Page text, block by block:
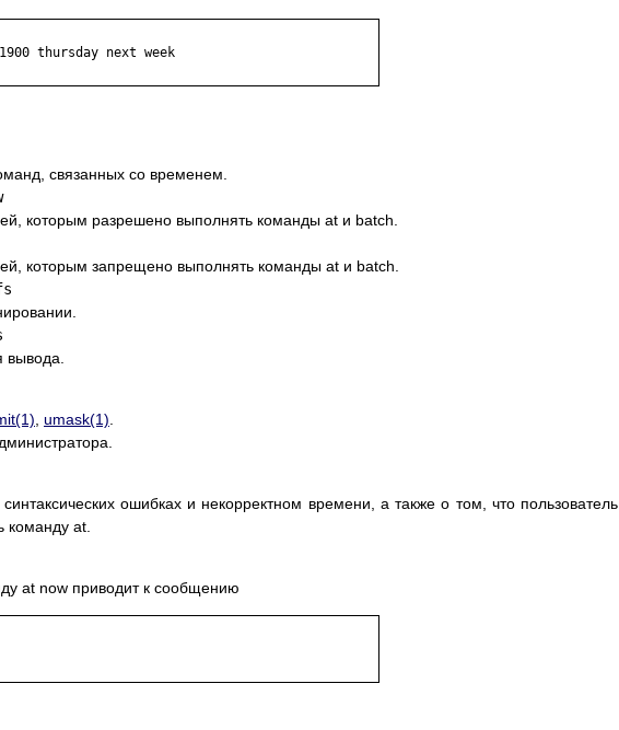
thursday next week
связанных со временем.
которым разрешено выполнять команды at и batch.
которым запрещено выполнять команды at и batch.
вывода.
umask(1)
ошибках и некорректном времени, а также о том, что пользователь
команду at.
at now приводит к сообщению